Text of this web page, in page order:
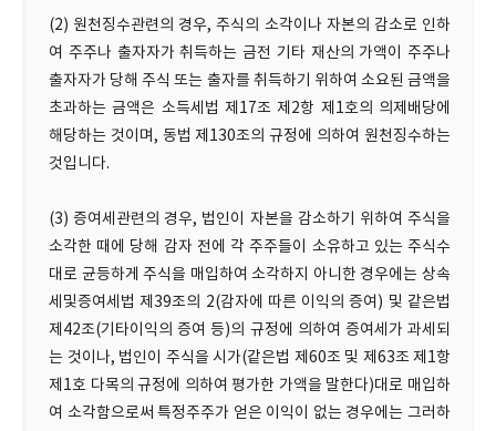
(2) 원천징수관련의 경우, 주식의 소각이나 자본의 감소로 인하
여 주주나 출자자가 취득하는 금전 기타 재산의 가액이 주주나
출자자가 당해 주식 또는 출자를 취득하기 위하여 소요된 금액을
초과하는 금액은 소득세법 제17조 제2항 제1호의 의제배당에
해당하는 것이며, 동법 제130조의 규정에 의하여 원천징수하는
것입니다.
(3) 증여세관련의 경우, 법인이 자본을 감소하기 위하여 주식을
소각한 때에 당해 감자 전에 각 주주들이 소유하고 있는 주식수
대로 균등하게 주식을 매입하여 소각하지 아니한 경우에는 상속
세및증여세법 제39조의 2(감자에 따른 이익의 증여) 및 같은법
제42조(기타이익의 증여 등)의 규정에 의하여 증여세가 과세되
는 것이나, 법인이 주식을 시가(같은법 제60조 및 제63조 제1항
제1호 다목의 규정에 의하여 평가한 가액을 말한다)대로 매입하
여 소각함으로써 특정주주가 얻은 이익이 없는 경우에는 그러하